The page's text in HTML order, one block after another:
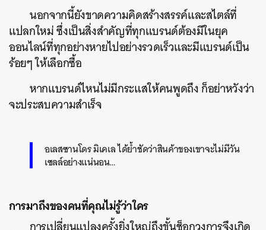
นอกจากนี้ยังขาดความคิดสร้างสรรค์และสไตล์ที่
แปลกใหม่ ซึ่งเป็นสิ่งสำคัญที่ทุกแบรนด์ต้องมีในยุค
ออนไลน์ที่ทุกอย่างหายไปอย่างรวดเร็วและมีแบรนด์เป็น
ร้อยๆ ให้เลือกซื้อ
หากแบรนด์ไหนไม่มีกระแสให้คนพูดถึง ก็อย่าหวังว่า
จะประสบความสำเร็จ
อเลสซานโดร มิเคเล ได้ย้ำชัดว่าสินค้าของเขาจะไม่มีวัน
เซลล์อย่างแน่นอน…
การมาถึงของคนที่คุณไม่รู้ว่าใคร